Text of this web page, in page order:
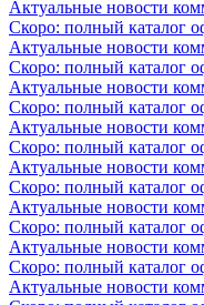
Актуальные новости
Скоро: полный каталог
Актуальные новости
Скоро: полный каталог
Актуальные новости
Скоро: полный каталог
Актуальные новости
Скоро: полный каталог
Актуальные новости
Скоро: полный каталог
Актуальные новости
Скоро: полный каталог
Актуальные новости
Скоро: полный каталог
Актуальные новости